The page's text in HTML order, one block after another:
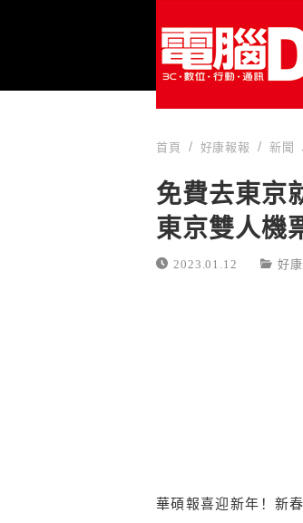
首頁 好康報報 新聞
免費去東京
東京雙人機
2023.01.12 好
華碩報喜迎新年！新